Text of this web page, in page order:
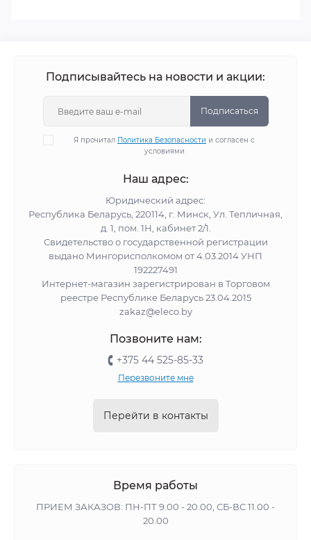
Подписывайтесь на новости и акции:
Подписаться
Я прочитал Политика Безопасности и согласен с
условиями
Наш адрес:
Юридический адрес:
Республика Беларусь, 220114, г. Минск, Ул. Тепличная,
д. 1, пом. 1Н, кабинет 2/1.
Свидетельство о государственной регистрации
выдано Мингорисполкомом от 4.03.2014 УНП
192227491
Интернет-магазин зарегистрирован в Торговом
реестре Республике Беларусь 23.04.2015
zakaz@eleco.by
Позвоните нам:
+375 44 525-85-33
Перезвоните мне
Перейти в контакты
Время работы
ПРИЕМ ЗАКАЗОВ: ПН-ПТ 9.00 - 20.00, СБ-ВС 11.00 -
20.00